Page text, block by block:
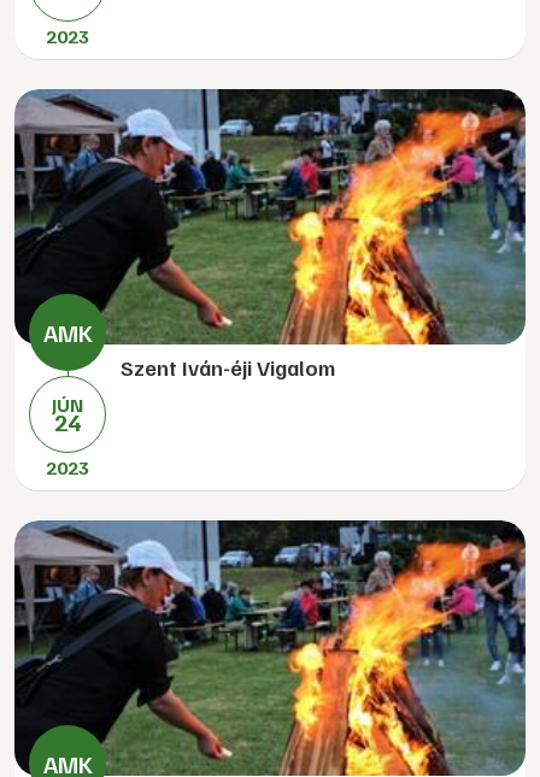
2023
JÚN
24
2023
Szent Iván-éji Vigalom